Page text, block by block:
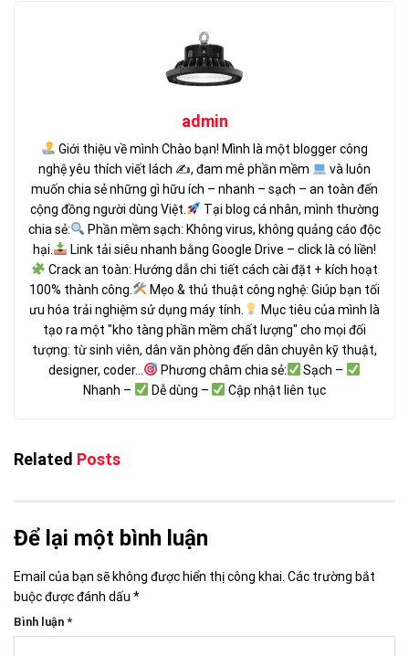
admin
Giới thiệu về mình Chào bạn! Mình là một blogger công
nghệ yêu thích viết lách ✍, đam mê phần mềm
và luôn
muốn chia sẻ những gì hữu ích – nhanh – sạch – an toàn đến
cộng đồng người dùng Việt.
Tại blog cá nhân, mình thường
chia sẻ:
Phần mềm sạch: Không virus, không quảng cáo độc
hại.
Link tải siêu nhanh bằng Google Drive – click là có liền!
Crack an toàn: Hướng dẫn chi tiết cách cài đặt + kích hoạt
100% thành công.
Mẹo & thủ thuật công nghệ: Giúp bạn tối
ưu hóa trải nghiệm sử dụng máy tính.
Mục tiêu của mình là
tạo ra một "kho tàng phần mềm chất lượng" cho mọi đối
tượng: từ sinh viên, dân văn phòng đến dân chuyên kỹ thuật,
designer, coder...
Phương châm chia sẻ:
Sạch –
Nhanh –
Dễ dùng – Cập nhật liên tục
Related Posts
Để lại một bình luận
Email của bạn sẽ không được hiển thị công khai. Các trường bắt
buộc được đánh dấu *
Bình luận *